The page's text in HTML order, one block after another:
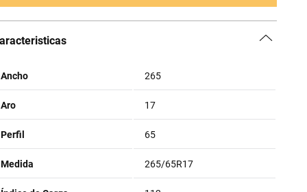
Ancho 265
Aro 17
Perfil 65
Medida 265/65R17